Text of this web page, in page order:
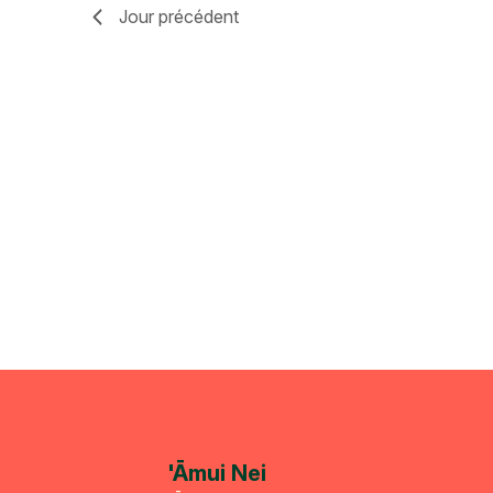
2025
Jour précédent
'Āmui Nei